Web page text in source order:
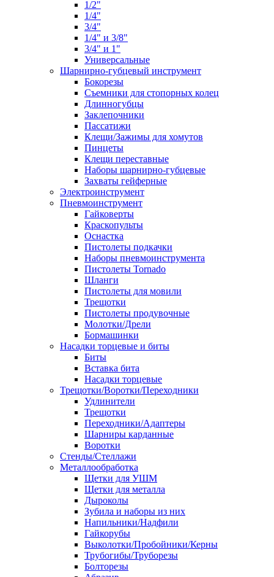
1/2"
1/4"
3/4"
1/4" и 3/8"
3/4" и 1"
Универсальные
Шарнирно-губцевый инструмент
Бокорезы
Съемники для стопорных колец
Длинногубцы
Заклепочники
Пассатижи
Клещи/Зажимы для хомутов
Пинцеты
Клещи переставные
Наборы шарнирно-губцевые
Захваты гейферные
Электроинструмент
Пневмоинструмент
Гайковерты
Краскопульты
Оснастка
Пистолеты подкачки
Наборы пневмоинструмента
Пистолеты Tornado
Шланги
Пистолеты для мовили
Трещотки
Пистолеты продувочные
Молотки/Дрели
Бормашинки
Насадки торцевые и биты
Биты
Вставка бита
Насадки торцевые
Трещотки/Воротки/Переходники
Удлинители
Трещотки
Переходники/Адаптеры
Шарниры карданные
Воротки
Стенды/Стеллажи
Металлообработка
Щетки для УШМ
Щетки для металла
Дыроколы
Зубила и наборы из них
Напильники/Надфили
Гайкорубы
Выколотки/Пробойники/Керны
Трубогибы/Труборезы
Болторезы